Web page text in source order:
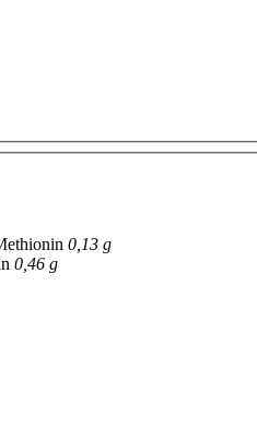
0,13 g
0,46 g